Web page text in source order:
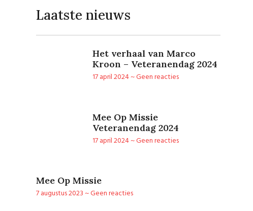
Laatste nieuws
Het verhaal van Marco
Kroon – Veteranendag 2024
17 april 2024 Geen reacties
Mee Op Missie
Veteranendag 2024
17 april 2024 Geen reacties
Mee Op Missie
7 augustus 2023 Geen reacties